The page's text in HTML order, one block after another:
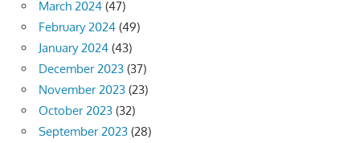
March 2024 (47)
February 2024 (49)
January 2024 (43)
December 2023 (37)
November 2023 (23)
October 2023 (32)
September 2023 (28)